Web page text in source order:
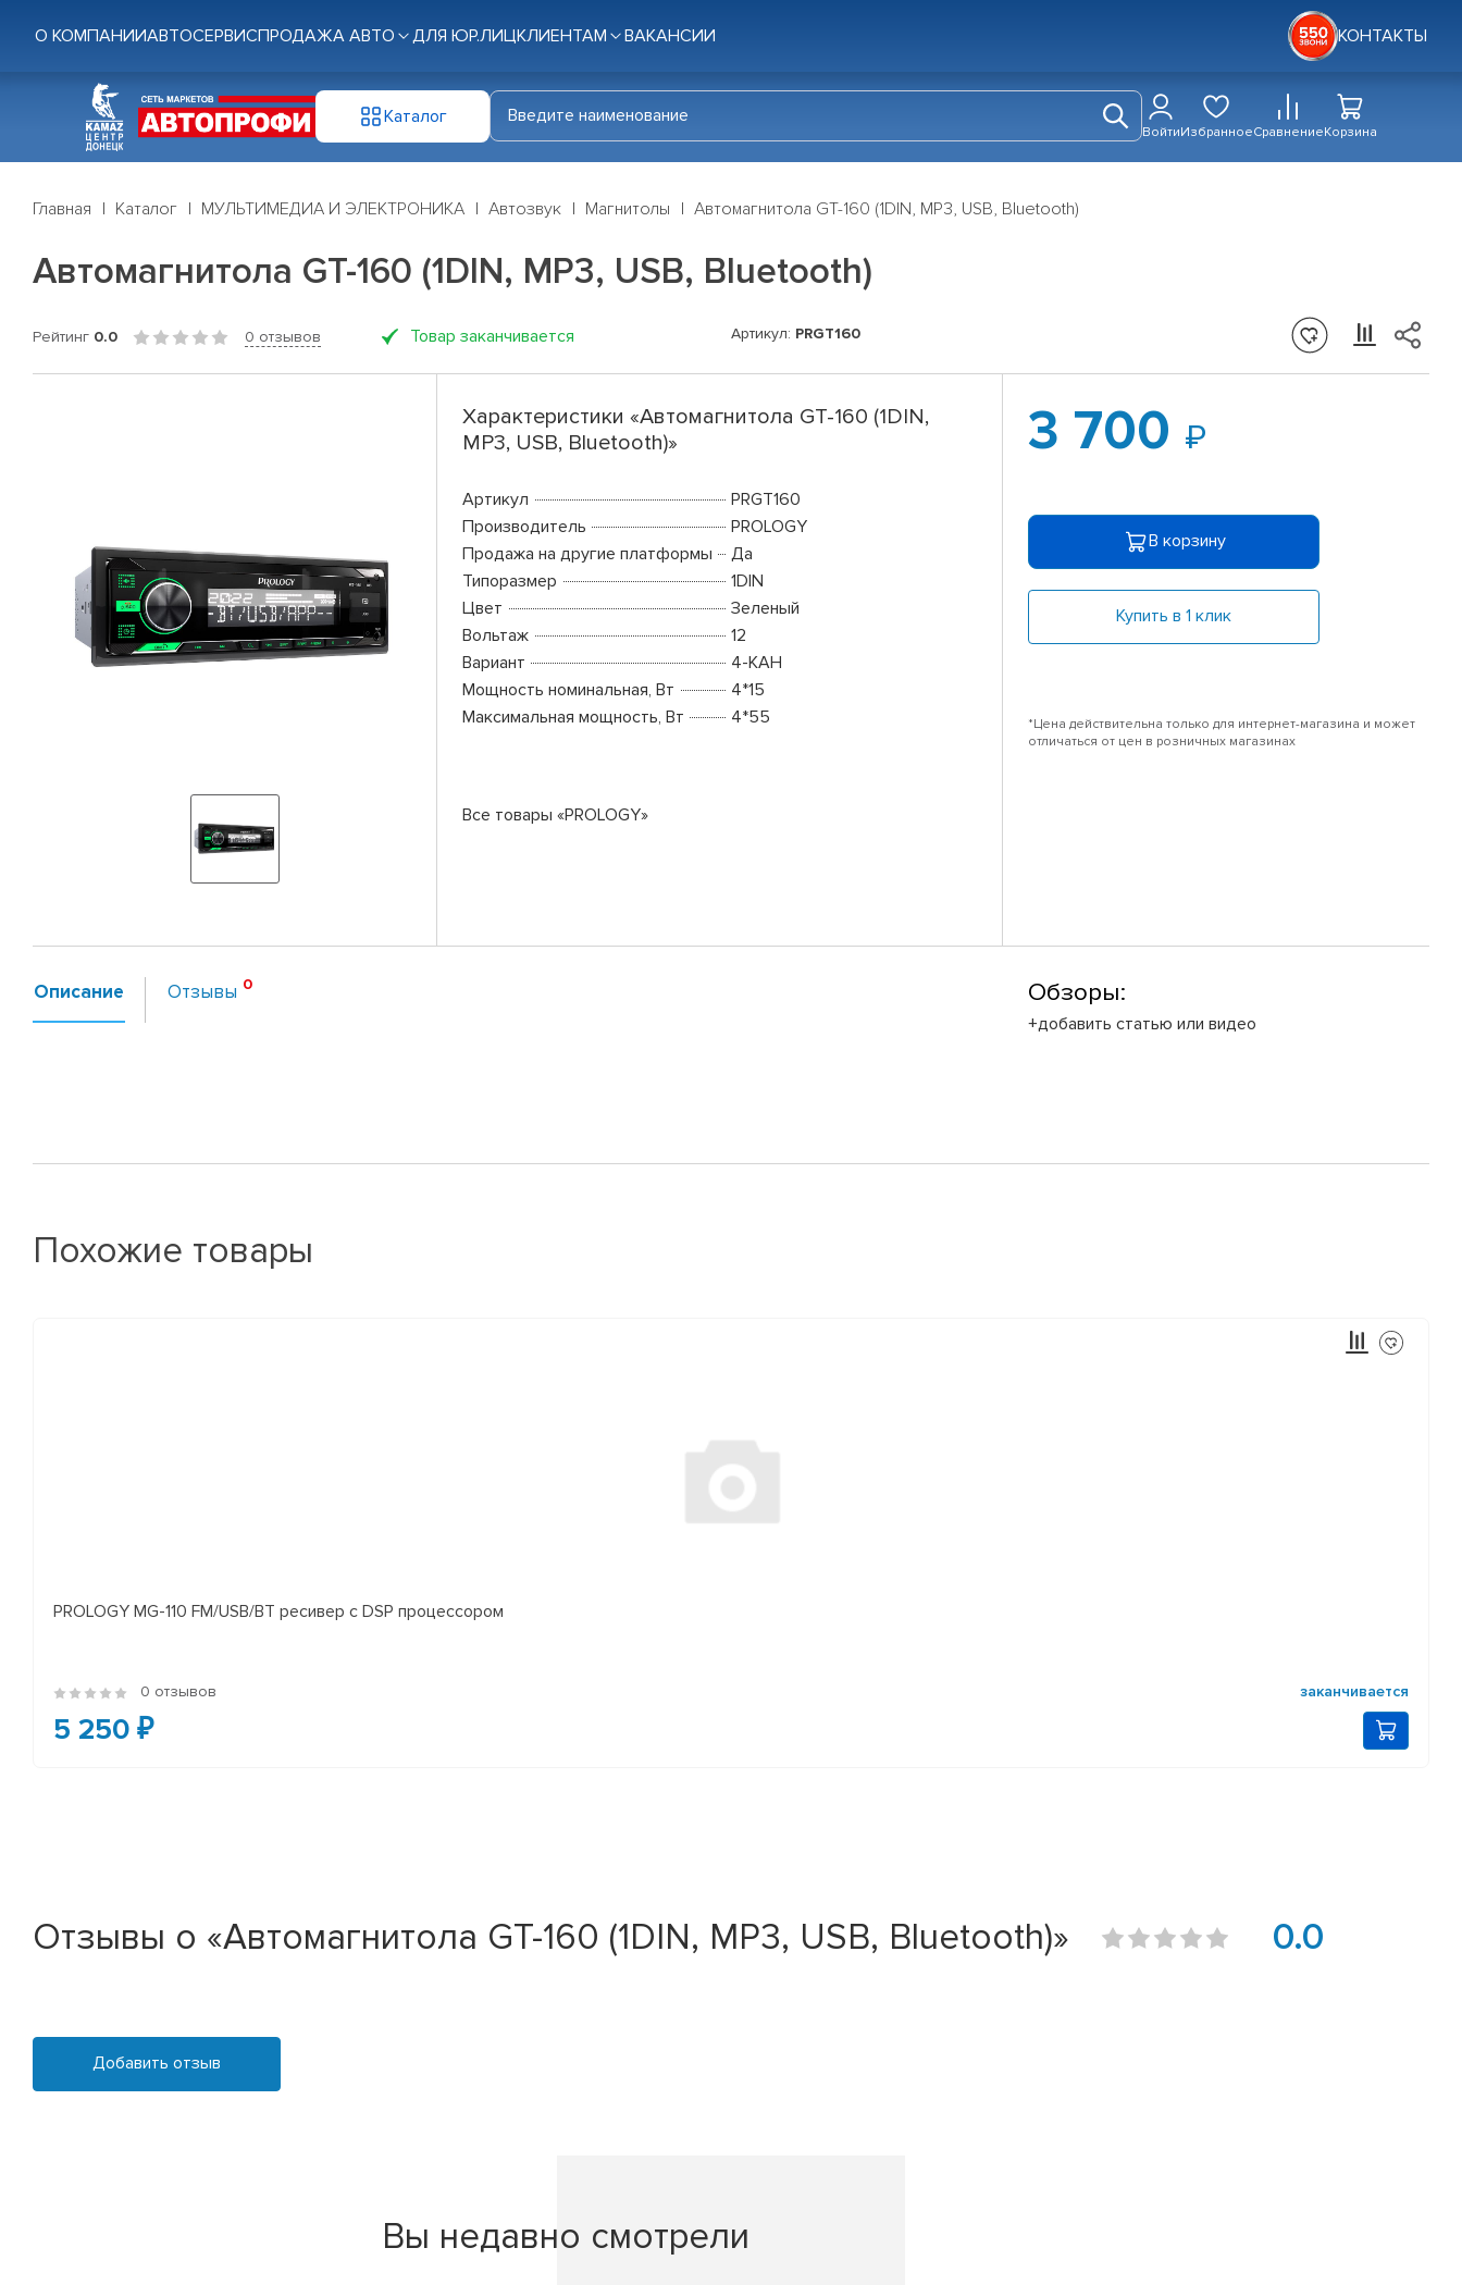
О КОМПАНИИАВТОСЕРВИСПРОДАЖА АВТО ДЛЯ ЮР.ЛИЦКЛИЕНТАМ ВАКАНСИИ КОНТАКТЫ
Каталог
ВойтиИзбранноеСравнениеКорзина
Главная Каталог МУЛЬТИМЕДИА И ЭЛЕКТРОНИКА Автозвук Магнитолы Автомагнитола GT-160 (1DIN, MP3, USB, Bluetooth)
Автомагнитола GT-160 (1DIN, MP3, USB, Bluetooth)
Рейтинг 0.0 0 отзывов Товар заканчивается Артикул: PRGT160
Характеристики «Автомагнитола GT-160 (1DIN,
MP3, USB, Bluetooth)»
Артикул
PRGT160
Производитель
PROLOGY
Продажа на другие платформы
Да
Типоразмер
1DIN
Цвет
Зеленый
Вольтаж
12
Вариант
4-КАН
Мощность номинальная, Вт
4*15
Максимальная мощность, Вт
4*55
Все товары «PROLOGY»
3 700
В корзину
Купить в 1 клик
*Цена действительна только для интернет-магазина и может
отличаться от цен в розничных магазинах
Описание Отзывы Обзоры:
+добавить статью или видео
Похожие товары
PROLOGY MG-110 FM/USB/BT ресивер с DSP процессором
0 отзывов заканчивается
5 250 ₽
Отзывы о «Автомагнитола GT-160 (1DIN, MP3, USB, Bluetooth)» 0.0
Добавить отзыв
Вы недавно смотрели